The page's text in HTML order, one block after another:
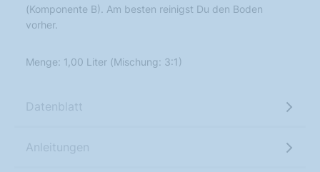
(Komponente B). Am besten reinigst Du den Boden
vorher.
Menge: 1,00 Liter (Mischung: 3:1)
Datenblatt
Anleitungen